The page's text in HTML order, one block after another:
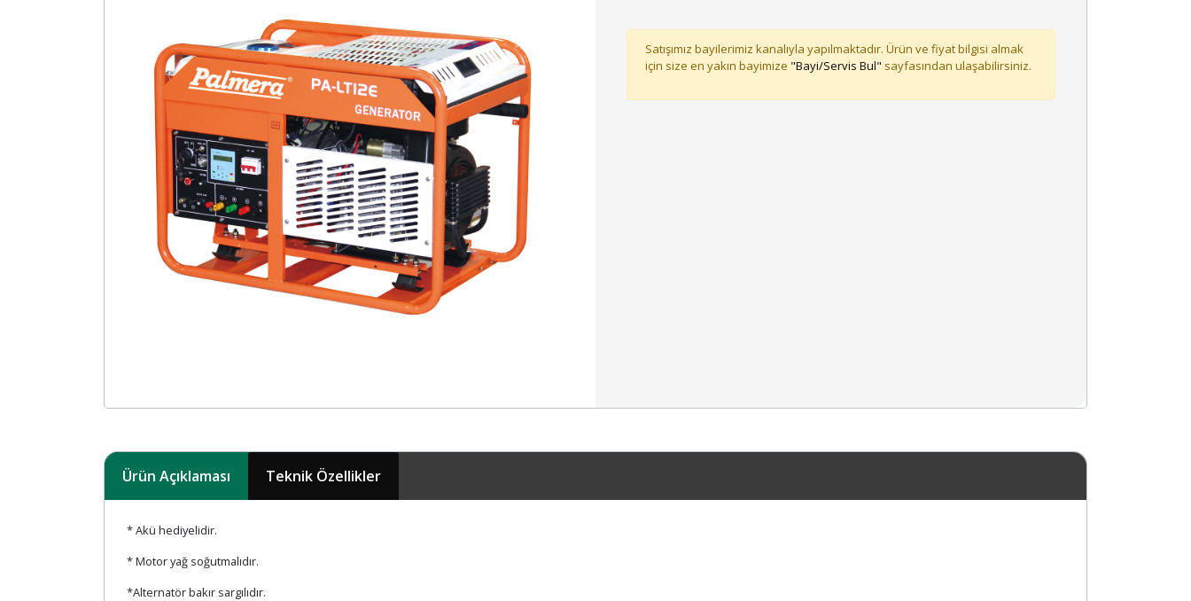
Satışımız bayilerimiz kanalıyla yapılmaktadır. Ürün ve fiyat bilgisi almak
için size en yakın bayimize "Bayi/Servis Bul" sayfasından ulaşabilirsiniz.
Ürün Açıklaması Teknik Özellikler
* Akü hediyelidir.
* Motor yağ soğutmalıdır.
*Alternatör bakır sargılıdır.